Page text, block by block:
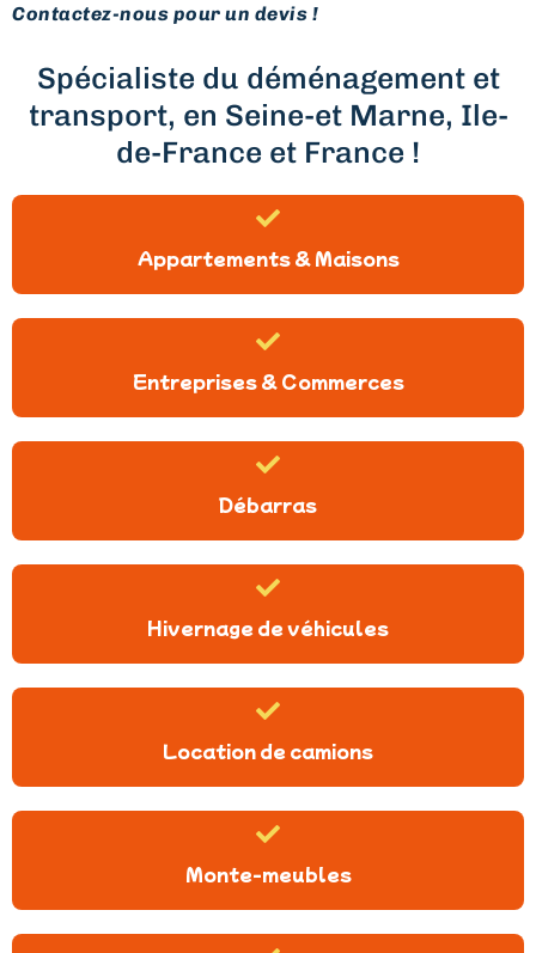
Contactez-nous pour un devis !
Spécialiste du déménagement et
transport, en Seine-et Marne, Ile-
de-France et France !
Appartements & Maisons
Entreprises & Commerces
Débarras
Hivernage de véhicules
Location de camions
Monte-meubles